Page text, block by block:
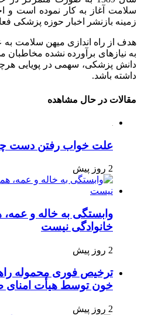
سلامت آغاز به کار نموده است و
زمینه بازنشر اخبار حوزه پزشکی
هدف از راه اندازی میهن سلامت
به نیازهای برآورده نشده مخاطبان
دانش پزشکی، سهمی در پویایی
داشته باشد.
مقالات در حال مشاهده
علت خواب رفتن دست
2 روز پیش
وابستگی به خاله و
خانوادگی نیست
2 روز پیش
ترخیص فوری محموله
خون توسط هیأت امنای
2 روز پیش